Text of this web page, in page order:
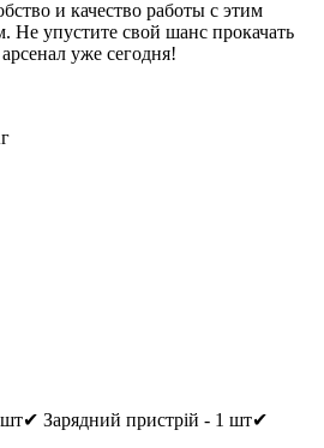
и качество работы с этим
упустите свой шанс прокачать
уже сегодня!
Зарядний пристрій - 1 шт✔